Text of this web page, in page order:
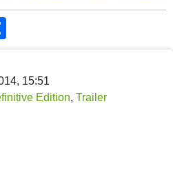
15:51
Edition, Trailer